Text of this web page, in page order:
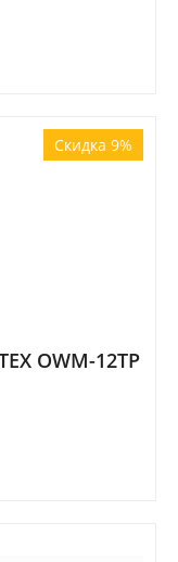
Скидка 9%
OWM-12TP